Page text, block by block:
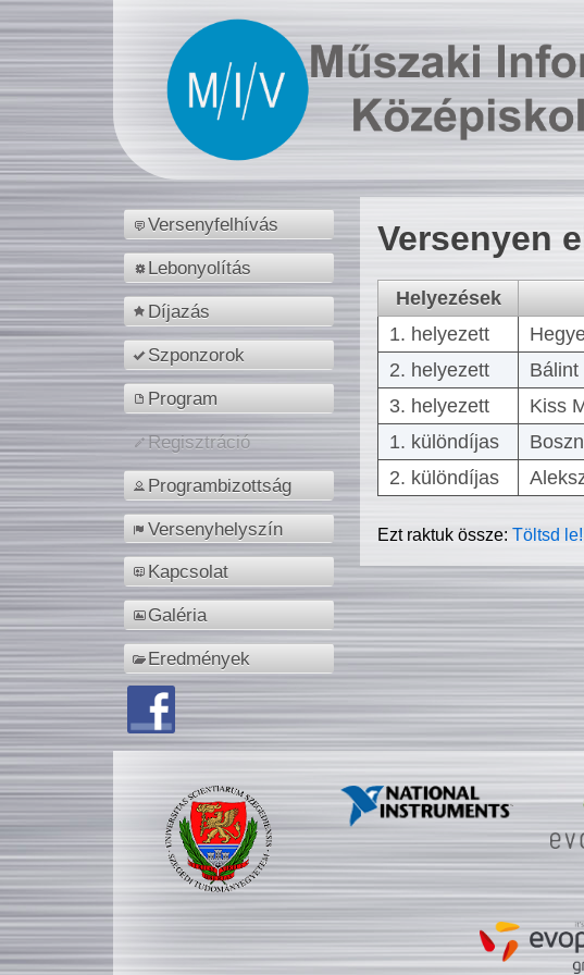
Versenyfelhívás
Lebonyolítás
Díjazás
Szponzorok
Program
Regisztráció
Programbizottság
Versenyhelyszín
Kapcsolat
Galéria
Eredmények
Versenyen
Helyezések
1. helyezett
2. helyezett
Bálint
3. helyezett
Kiss
1. különdíjas
2. különdíjas
Ezt raktuk össze:Töltsd le!